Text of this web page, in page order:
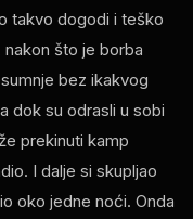
takvo dogodi i teško
što je borba
bez ikakvog
dok su odrasli u sobi
prekinuti kamp
I dalje si skupljao
oko jedne noći. Onda